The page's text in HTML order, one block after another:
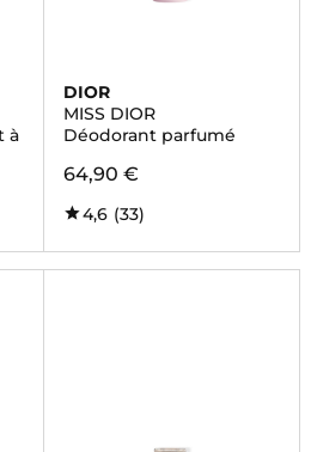
à
DIOR
MISS DIOR
Déodorant parfumé
64,90 €
4,6 (33)